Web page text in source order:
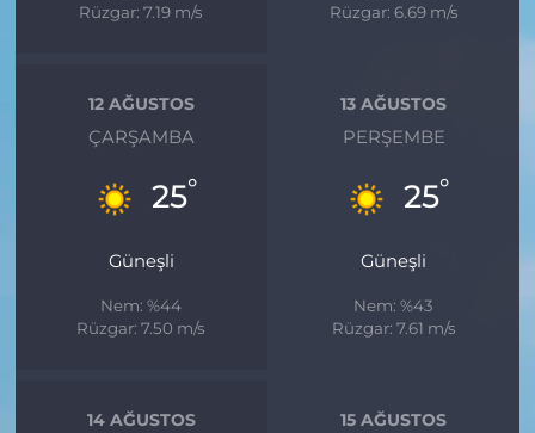
Rüzgar: 7.19 m/s
Rüzgar: 6.69 m/s
12 AĞUSTOS
ÇARŞAMBA
25°
Güneşli
Nem: %44
Rüzgar: 7.50 m/s
13 AĞUSTOS
PERŞEMBE
25°
Güneşli
Nem: %43
Rüzgar: 7.61 m/s
14 AĞUSTOS
15 AĞUSTOS